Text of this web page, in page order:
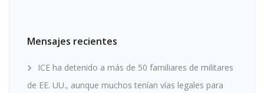
Mensajes recientes
ICE ha detenido a más de 50 familiares de militares
de EE. UU., aunque muchos tenían vías legales para